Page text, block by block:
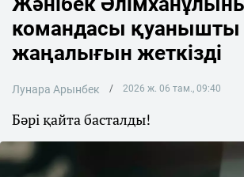
командасы қуанышты
жаңалығын жеткізді
Лунара Арынбек 2026 ж. 06 там., 09:40
Бәрі қайта басталды!